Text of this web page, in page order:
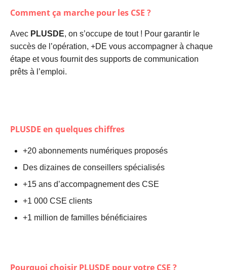
Comment ça marche pour les CSE ?
Avec PLUSDE, on s’occupe de tout ! Pour garantir le
succès de l’opération, +DE vous accompagner à chaque
étape et vous fournit des supports de communication
prêts à l’emploi.
PLUSDE en quelques chiffres
+20 abonnements numériques proposés
Des dizaines de conseillers spécialisés
+15 ans d’accompagnement des CSE
+1 000 CSE clients
+1 million de familles bénéficiaires
Pourquoi choisir PLUSDE pour votre CSE ?